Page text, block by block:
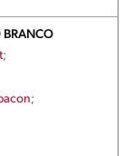
BRANCO
;
;